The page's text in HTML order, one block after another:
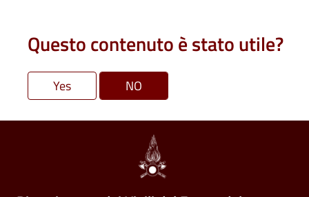
Questo contenuto è stato utile?